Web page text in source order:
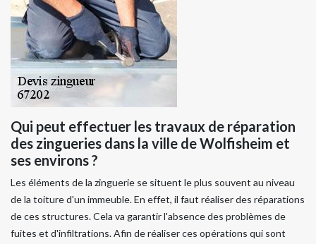
Qui peut effectuer les travaux de réparation
des zingueries dans la ville de Wolfisheim et
ses environs ?
Les éléments de la zinguerie se situent le plus souvent au niveau
de la toiture d'un immeuble. En effet, il faut réaliser des réparations
de ces structures. Cela va garantir l'absence des problèmes de
fuites et d'infiltrations. Afin de réaliser ces opérations qui sont